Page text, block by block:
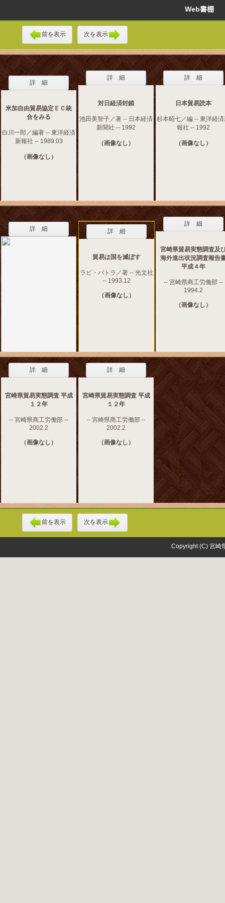
Web書棚
前を表示 次を表示
詳 細
米加自由貿易協定ＥＣ統
合をみる
白川一郎／編著 -- 東洋経済
新報社 -- 1989.03
（画像なし）
詳 細
対日経済封鎖
池田美智子／著 -- 日本経済
新聞社 -- 1992
（画像なし）
詳 細
日本貿易読本
杉本昭七／編 -- 東洋経
報社 -- 1992
（画像なし）
詳 細 詳 細
貿易は国を滅ぼす
ラビ・バトラ／著 -- 光文社
-- 1993.12
（画像なし）
詳 細
宮崎県貿易実態調査及
海外進出状況調査報告
平成４年
-- 宮崎県商工労働部 --
1994.2
（画像なし）
詳 細
宮崎県貿易実態調査 平成
１２年
-- 宮崎県商工労働部 --
2002.2
（画像なし）
詳 細
宮崎県貿易実態調査 平成
１２年
-- 宮崎県商工労働部 --
2002.2
（画像なし）
前を表示 次を表示
Copyright (C) 宮崎